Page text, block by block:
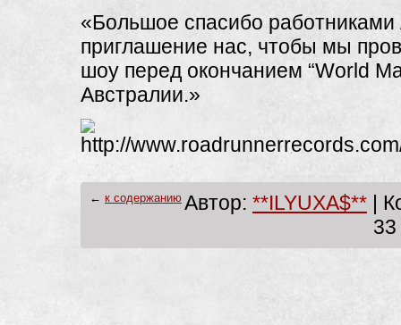
«Большое спасибо работниками
приглашение нас, чтобы мы
шоу перед окончанием “World
Австралии.»
← к содержанию Автор: **ILYUXA$** |